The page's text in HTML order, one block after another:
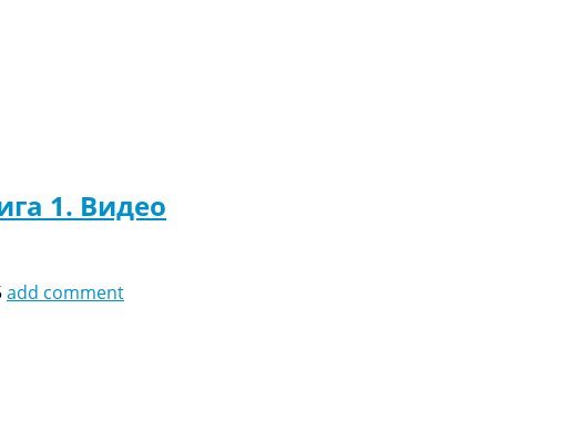
1. Видео
add comment